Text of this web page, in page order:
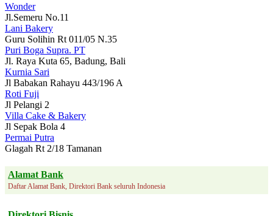
Wonder
Jl.Semeru No.11
Lani Bakery
Guru Solihin Rt 011/05 N.35
Puri Boga Supra. PT
Jl. Raya Kuta 65, Badung, Bali
Kurnia Sari
Jl Babakan Rahayu 443/196 A
Roti Fuji
Jl Pelangi 2
Villa Cake & Bakery
Jl Sepak Bola 4
Permai Putra
Glagah Rt 2/18 Tamanan
Alamat Bank
Daftar Alamat Bank, Direktori Bank seluruh Indonesia